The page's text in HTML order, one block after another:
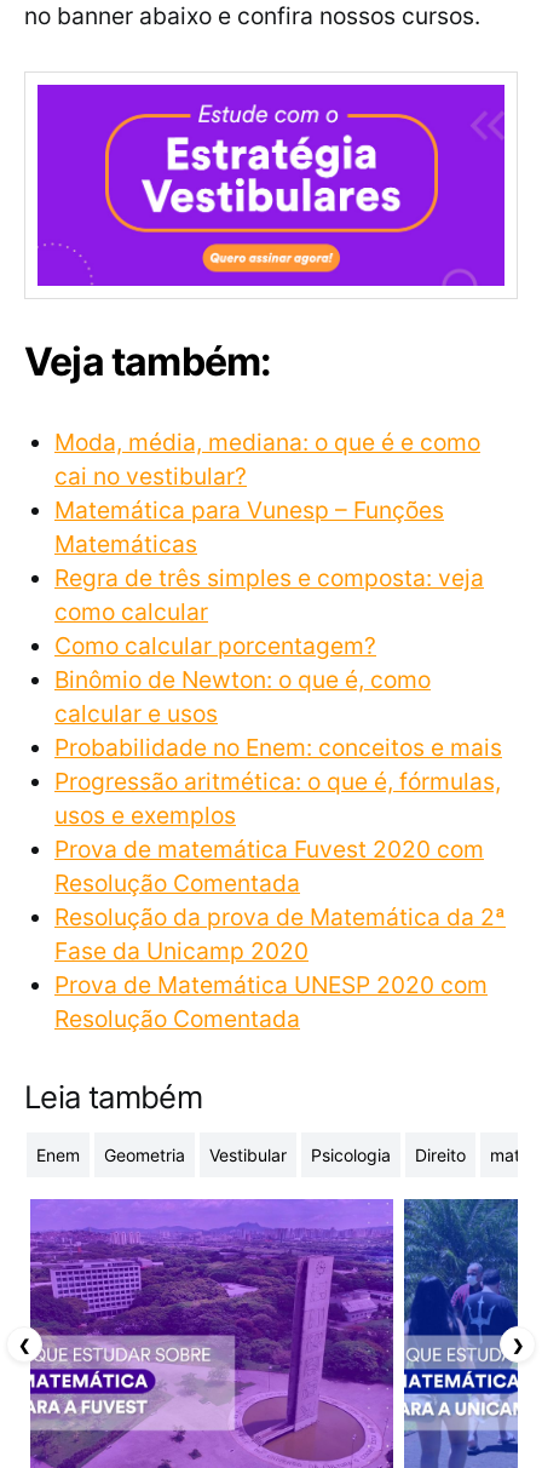
no banner abaixo e confira nossos cursos.
Veja também:
Moda, média, mediana: o que é e como
cai no vestibular?
Matemática para Vunesp – Funções
Matemáticas
Regra de três simples e composta: veja
como calcular
Como calcular porcentagem?
Binômio de Newton: o que é, como
calcular e usos
Probabilidade no Enem: conceitos e mais
Progressão aritmética: o que é, fórmulas,
usos e exemplos
Prova de matemática Fuvest 2020 com
Resolução Comentada
Resolução da prova de Matemática da 2ª
Fase da Unicamp 2020
Prova de Matemática UNESP 2020 com
Resolução Comentada
Leia também
Enem Geometria Vestibular Psicologia Direito matriz
❮ ❯